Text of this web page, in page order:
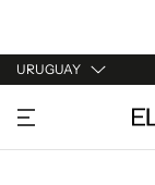
URUGUAY
URUGUAY
ARGENTINA